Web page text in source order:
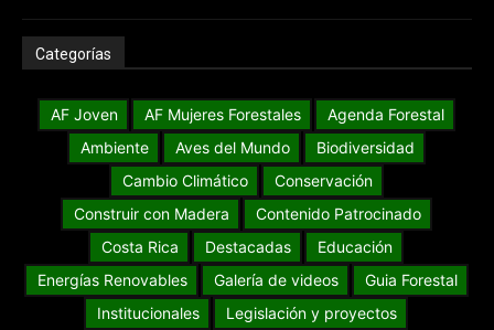
Categorías
AF Joven AF Mujeres Forestales
Agenda Forestal
Ambiente
Aves del Mundo
Biodiversidad
Cambio Climático
Conservación
Construir con Madera
Contenido Patrocinado
Costa Rica
Destacadas
Educación
Energías Renovables
Galería de videos
Guia Forestal
Institucionales
Legislación y proyectos